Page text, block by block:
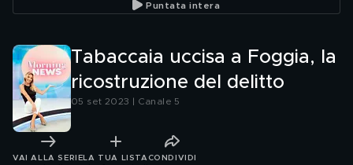
Puntata intera
Tabaccaia uccisa a Foggia, la
ricostruzione del delitto
05 set 2023 | Canale 5
VAI ALLA SERIE LA TUA LISTA CONDIVIDI